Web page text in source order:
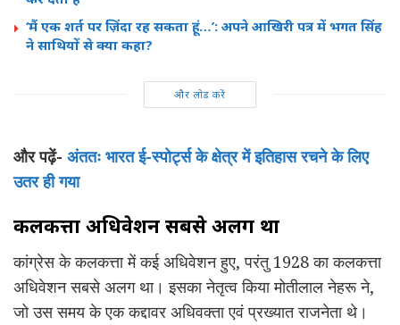
‘मैं एक शर्त पर ज़िंदा रह सकता हूं…’: अपने आखिरी पत्र में भगत सिंह
ने साथियों से क्या कहा?
और लोड करें
और पढ़ें- अंततः भारत ई-स्पोर्ट्स के क्षेत्र में इतिहास रचने के लिए
उतर ही गया
कलकत्ता अधिवेशन सबसे अलग था
कांग्रेस के कलकत्ता में कई अधिवेशन हुए, परंतु 1928 का कलकत्ता
अधिवेशन सबसे अलग था। इसका नेतृत्व किया मोतीलाल नेहरू ने,
जो उस समय के एक कद्दावर अधिवक्ता एवं प्रख्यात राजनेता थे।